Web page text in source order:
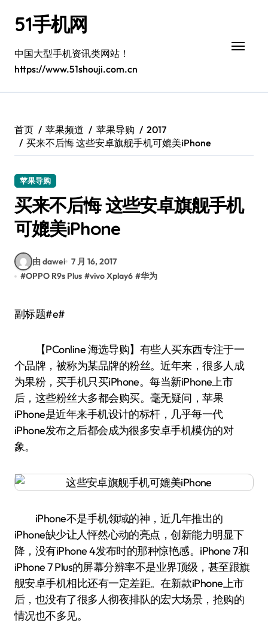
51手机网
中国大型手机资讯类网站！
https://www.51shouji.com.cn
首页 苹果频道 苹果导购
2017
买来不后悔 这些安卓旗舰手机可媲美iPhone
苹果导购
买来不后悔 这些安卓旗舰手机
可媲美iPhone
由 dawei 7 月 16, 2017
#OPPO R9s Plus #vivo Xplay6 #华为
副标题#e#
【PConline 海选导购】有些人买东西专注于一
个品牌，被称为某品牌的粉丝。近年来，很多人成
为果粉，买手机只买iPhone。每当新iPhone上市
后，这些粉丝大多都会购买。毫无疑问，苹果
iPhone是近年来手机设计的标杆，几乎每一代
iPhone发布之后都会成为很多安卓手机模仿的对
象。
iPhone不是手机领域的神，近几年推出的
iPhone缺少让人怦然心动的亮点，创新能力明显下
降，没有iPhone 4发布时的那种惊艳感。iPhone 7和
iPhone 7 Plus的屏幕分辨率不是业界顶级，甚至跟旗
舰安卓手机相比还有一定差距。在新款iPhone上市
后，也没有了很多人彻夜排队的宏大场景，抢购的
情况也不多见。